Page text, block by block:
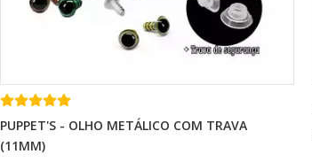
PUPPET'S - OLHO METÁLICO COM TRAVA
(11MM)